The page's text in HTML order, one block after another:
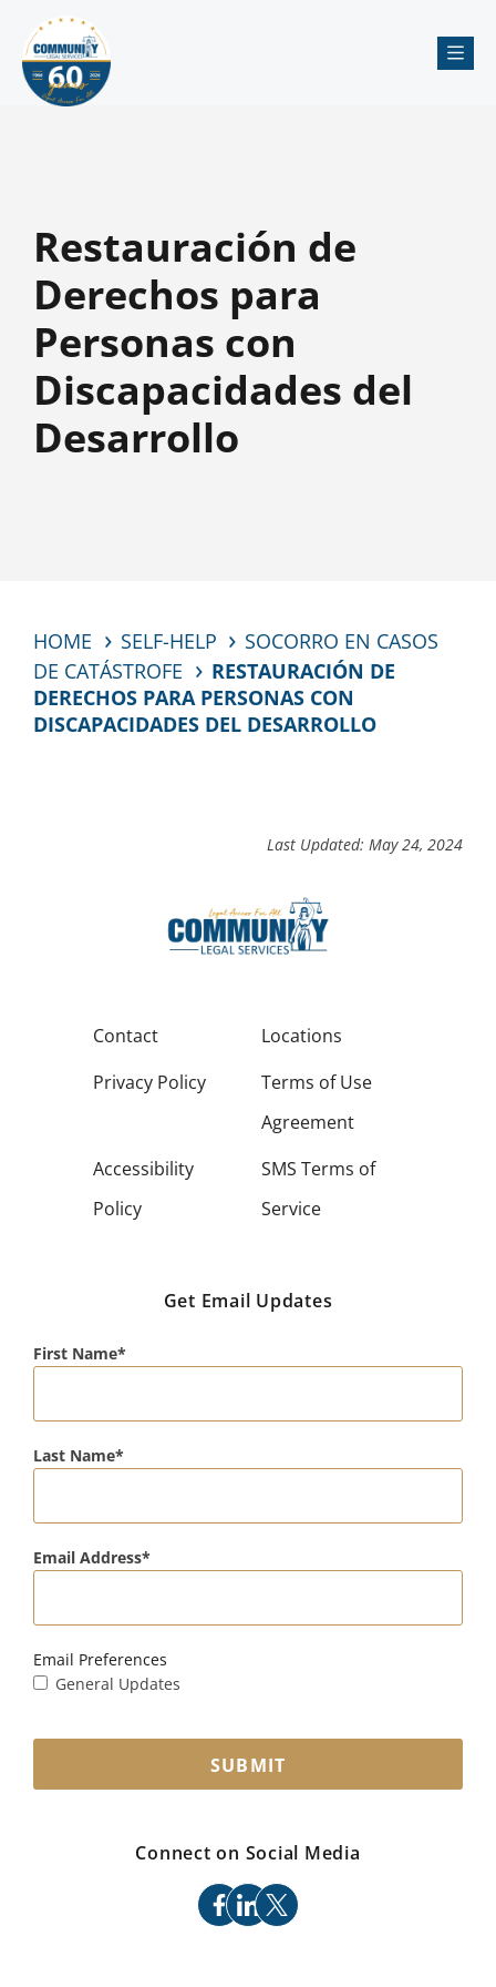
Restauración de
Derechos para
Personas con
Discapacidades del
Desarrollo
HOME SELF-HELP
SOCORRO EN CASOS
DE CATÁSTROFE
RESTAURACIÓN DE
DERECHOS PARA PERSONAS CON
DISCAPACIDADES DEL DESARROLLO
Last Updated: May 24, 2024
Contact
Locations
Privacy Policy
Terms of Use
Agreement
Accessibility
Policy
SMS Terms of
Service
Get Email Updates
First Name
Last Name
Email Address
Email Preferences
General Updates
SUBMIT
Connect on Social Media
facebook
linkedin
x